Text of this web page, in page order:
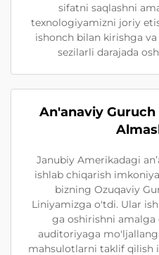
sifatni saqlashni
texnologiyamizni joriy
ishonch bilan kirishga
sezilarli darajada
An'anaviy
Janubiy Amerikadagi
ishlab chiqarish
bizning Ozuqaviy
Liniyamizga o'tdi. Ular
ga oshirishni
auditoriyaga
mahsulotlarni taklif qilish